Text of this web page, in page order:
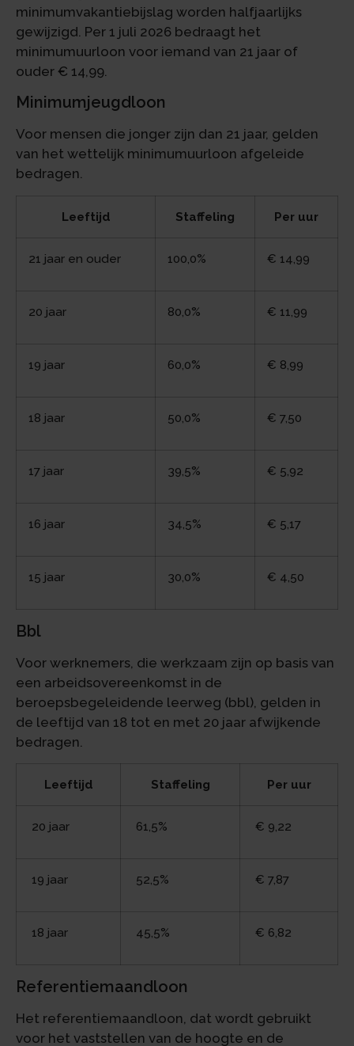
minimumvakantiebijslag worden halfjaarlijks
gewijzigd. Per 1 juli 2026 bedraagt het
minimumuurloon voor iemand van 21 jaar of
ouder € 14,99.
Minimumjeugdloon
Voor mensen die jonger zijn dan 21 jaar, gelden
van het wettelijk minimumuurloon afgeleide
bedragen.
Leeftijd Staffeling Per uur
21 jaar en ouder 100,0% € 14,99
20 jaar 80,0% € 11,99
19 jaar 60,0% € 8,99
18 jaar 50,0% € 7,50
17 jaar 39,5% € 5,92
16 jaar 34,5% € 5,17
15 jaar 30,0% € 4,50
Bbl
Voor werknemers, die werkzaam zijn op basis van
een arbeidsovereenkomst in de
beroepsbegeleidende leerweg (bbl), gelden in
de leeftijd van 18 tot en met 20 jaar afwijkende
bedragen.
Leeftijd Staffeling Per uur
20 jaar 61,5% € 9,22
19 jaar 52,5% € 7,87
18 jaar 45,5% € 6,82
Referentiemaandloon
Het referentiemaandloon, dat wordt gebruikt
voor het vaststellen van de hoogte en de